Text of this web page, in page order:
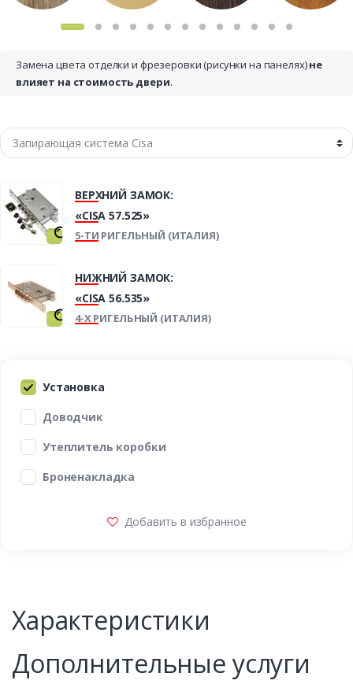
Замена цвета отделки и фрезеровки (рисунки на панелях)не
влияет на стоимость двери.
ВЕРХНИЙ ЗАМОК:
«CISA 57.525»
5-ТИ РИГЕЛЬНЫЙ (ИТАЛИЯ)
НИЖНИЙ ЗАМОК:
«CISA 56.535»
4-Х РИГЕЛЬНЫЙ (ИТАЛИЯ)
Установка
Доводчик
Утеплитель коробки
Броненакладка
Добавить в избранное
Характеристики
Дополнительные услуги